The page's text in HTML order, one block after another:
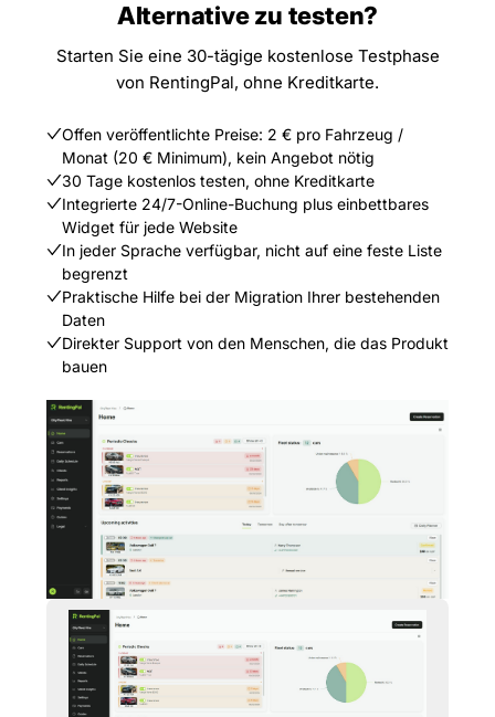
Alternative zu testen?
Starten Sie eine 30-tägige kostenlose Testphase
von RentingPal, ohne Kreditkarte.
Offen veröffentlichte Preise: 2 € pro Fahrzeug /
Monat (20 € Minimum), kein Angebot nötig
30 Tage kostenlos testen, ohne Kreditkarte
Integrierte 24/7-Online-Buchung plus einbettbares
Widget für jede Website
In jeder Sprache verfügbar, nicht auf eine feste Liste
begrenzt
Praktische Hilfe bei der Migration Ihrer bestehenden
Daten
Direkter Support von den Menschen, die das Produkt
bauen